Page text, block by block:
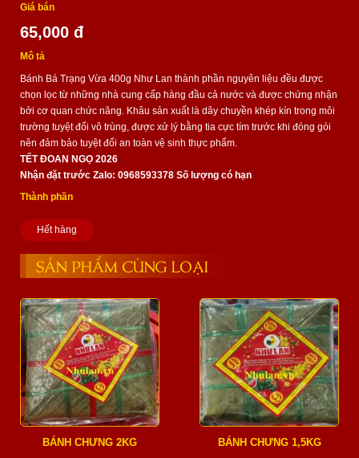
Giá bán
65,000 đ
Mô tả
Bánh Bá Trạng Vừa 400g Như Lan thành phần nguyên liệu đều được
chọn lọc từ những nhà cung cấp hàng đầu cả nước và được chứng nhận
bởi cơ quan chức năng. Khâu sản xuất là dây chuyền khép kín trong môi
trường tuyệt đối vô trùng, được xử lý bằng tia cực tím trước khi đóng gói
nên đảm bảo tuyệt đối an toàn vệ sinh thực phẩm.
TẾT ĐOAN NGỌ 2026
Nhận đặt trước Zalo: 0968593378 Số lượng có hạn
Thành phần
Hết hàng
SẢN PHẨM CÙNG LOẠI
BÁNH CHƯNG 2KG BÁNH CHƯNG 1,5KG